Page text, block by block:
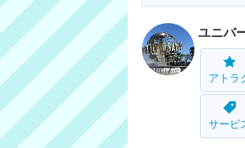
ユニバ
アトラ
サービ